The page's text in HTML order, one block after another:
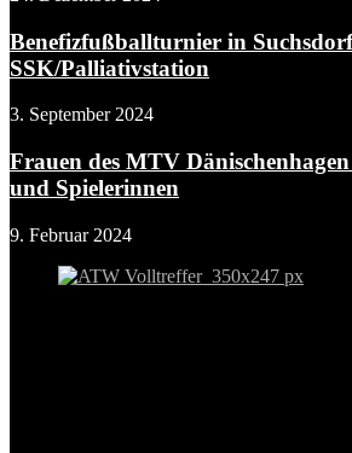
Benefizfußballturnier in
SSK/Palliativstation
3. September 2024
Frauen des MTV
und Spielerinnen
9. Februar 2024